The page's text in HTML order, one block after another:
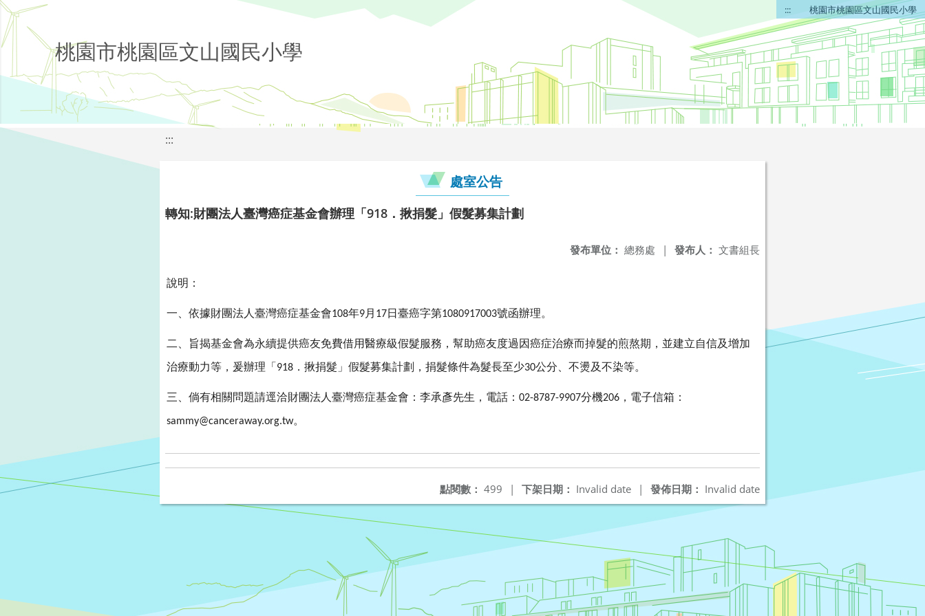
::: 桃園市桃園區文山國民小學
桃園市桃園區文山國民小學
:::
處室公告
轉知:財團法人臺灣癌症基金會辦理「918．揪捐髮」假髮募集計劃
發布人： 文書組長
發布單位： 總務處 |
說明：
一、依據財團法人臺灣癌症基金會108年9月 17日臺癌字第1080917003號函辦理。
二、旨揭基金會為永續提供癌友免費借用醫療級假髮服務，幫助癌友度過因癌症治療而掉髮的煎熬期，並建立自信及增加
治療動力等，爰辦理「 918 ．揪捐髮」假髮募集計劃，捐髮條件為髮長至少30公分、不燙及不染等。
三、倘有相關問題請逕洽財團法人臺灣癌症基金會：李承彥先生，電話： 02-8787-9907分機206 ，電子信箱：
sammy@canceraway.org.tw。
發佈日期： Invalid date
下架日期： Invalid date |
點閱數： 499 |